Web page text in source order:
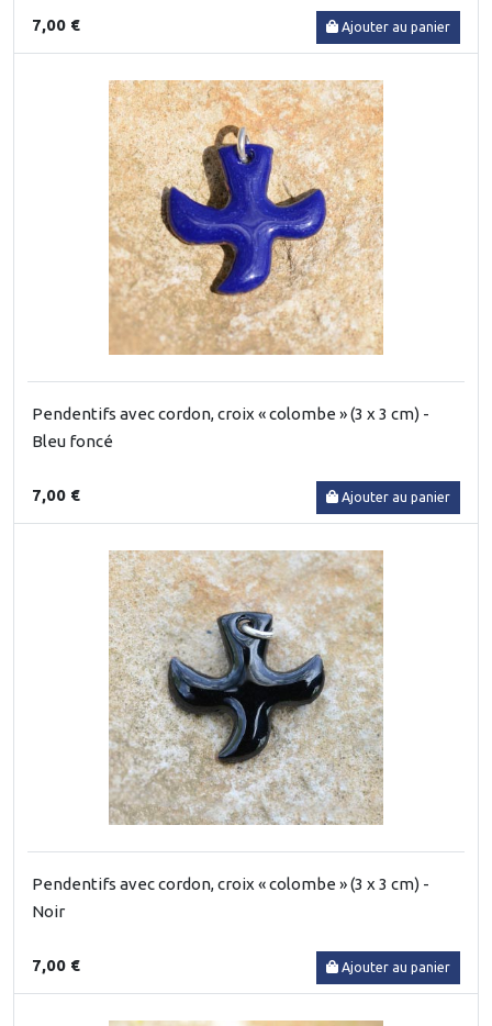
7,00 € Ajouter au panier
Pendentifs avec cordon, croix « colombe » (3 x 3 cm) -
Bleu foncé
7,00 € Ajouter au panier
Pendentifs avec cordon, croix « colombe » (3 x 3 cm) -
Noir
7,00 € Ajouter au panier